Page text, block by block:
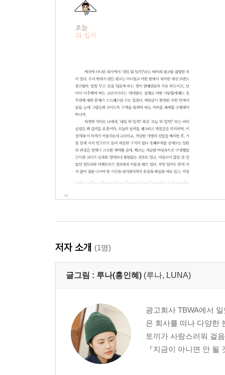
저자 소개 (1명)
글그림 : 루나(홍인혜) (루나, LUNA)
광고회사 TBWA에서
은 회사를 떠나 다양한
토끼가 사랑스러워 걸
『지금이 아니면 안